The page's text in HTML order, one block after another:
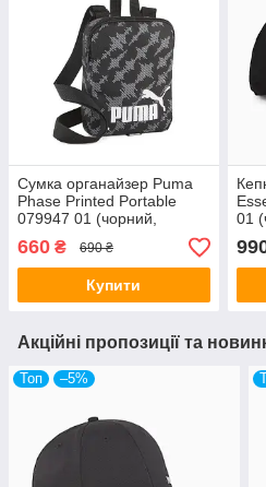
Сумка органайзер Puma
Phase Printed Portable
079947 01 (чорний,
поліестер, логотип пума)
660 ₴ 690 ₴
Купити
01
з
Акційні пропозиції та
Топ –5%